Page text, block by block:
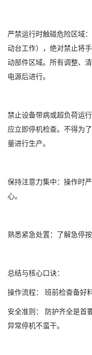
严禁运行时触碰危险区域
动台工作），绝对禁止将
动部件区域。所有调整、
电源后进行。
禁止设备带病或超负荷运
应立即停机检查。不得为
量进行生产。
保持注意力集中：操作时
心。
熟悉紧急处置：了解急停
总结与核心口诀：
操作流程： 班前检查备好
安全准则： 防护齐全是首
异常停机不蛮干。